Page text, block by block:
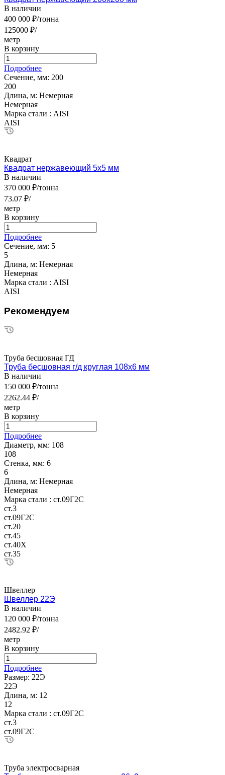
В наличии
400 000 ₽/тонна
125000 ₽/
метр
В корзину
Подробнее
Сечение, мм: 200
200
Длина, м: Немерная
Немерная
Марка стали : AISI
AISI
Квадрат
Квадрат нержавеющий 5х5 мм
В наличии
370 000 ₽/тонна
73.07 ₽/
метр
В корзину
Подробнее
Сечение, мм: 5
5
Длина, м: Немерная
Немерная
Марка стали : AISI
AISI
Рекомендуем
Труба бесшовная ГД
Труба бесшовная г/д круглая 108х6 мм
В наличии
150 000 ₽/тонна
2262.44 ₽/
метр
В корзину
Подробнее
Диаметр, мм: 108
108
Стенка, мм: 6
6
Длина, м: Немерная
Немерная
Марка стали : ст.09Г2С
ст.3
ст.09Г2С
ст.20
ст.45
ст.40Х
ст.35
Швеллер
Швеллер 22Э
В наличии
120 000 ₽/тонна
2482.92 ₽/
метр
В корзину
Подробнее
Размер: 22Э
22Э
Длина, м: 12
12
Марка стали : ст.09Г2С
ст.3
ст.09Г2С
Труба электросварная